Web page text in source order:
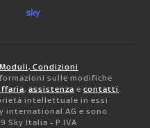
Moduli, Condizioni
sulle modifiche
, assistenza e contatti.
intellettuale in essi
international AG e sono
Sky Italia - P.IVA